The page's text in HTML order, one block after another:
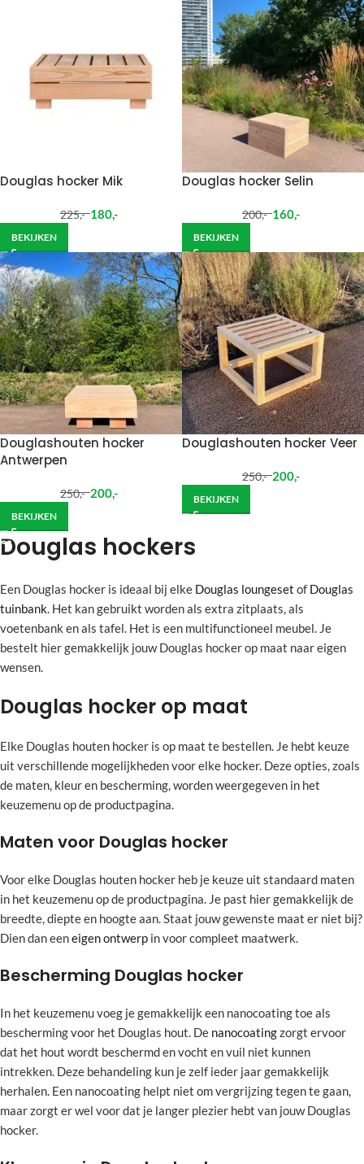
Douglas hocker Mik
225,- 180,-
BEKIJKEN
Douglas hocker Selin
200,- 160,-
BEKIJKEN
Douglashouten hocker
Antwerpen
250,- 200,-
BEKIJKEN
Douglashouten hocker Veer
250,- 200,-
BEKIJKEN
Douglas hockers
Een Douglas hocker is ideaal bij elke Douglas loungeset of Douglas
tuinbank. Het kan gebruikt worden als extra zitplaats, als
voetenbank en als tafel. Het is een multifunctioneel meubel. Je
bestelt hier gemakkelijk jouw Douglas hocker op maat naar eigen
wensen.
Douglas hocker op maat
Elke Douglas houten hocker is op maat te bestellen. Je hebt keuze
uit verschillende mogelijkheden voor elke hocker. Deze opties, zoals
de maten, kleur en bescherming, worden weergegeven in het
keuzemenu op de productpagina.
Maten voor Douglas hocker
Voor elke Douglas houten hocker heb je keuze uit standaard maten
in het keuzemenu op de productpagina. Je past hier gemakkelijk de
breedte, diepte en hoogte aan. Staat jouw gewenste maat er niet bij?
Dien dan eeneigen ontwerp in voor compleet maatwerk.
Bescherming Douglas hocker
In het keuzemenu voeg je gemakkelijk een nanocoating toe als
bescherming voor het Douglas hout. De nanocoatingzorgt ervoor
dat het hout wordt beschermd en vocht en vuil niet kunnen
intrekken. Deze behandeling kun je zelf ieder jaar gemakkelijk
herhalen. Een nanocoating helpt niet om vergrijzing tegen te gaan,
maar zorgt er wel voor dat je langer plezier hebt van jouw Douglas
hocker.